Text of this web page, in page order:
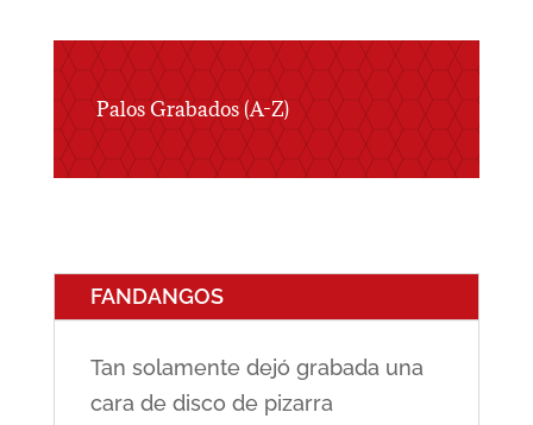
Palos Grabados (A-Z)
FANDANGOS
Tan solamente dejó grabada una
cara de disco de pizarra